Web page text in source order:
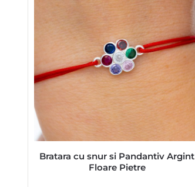
Bratara cu snur si Pandantiv Argint
Floare Pietre